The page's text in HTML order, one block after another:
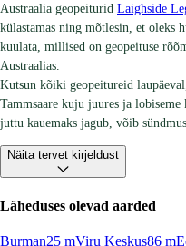
Austraalia geopeiturid Laighside
külastamas ning mõtlesin, et oleks
kuulata, millised on geopeituse
Austraalias.
Kutsun kõiki geopeitureid
Tammsaare kuju juures ja
juttu kauemaks jagub, võib
Näita tervet kirjeldust
Läheduses olevad aarded
Burman25 mViru Keskus86 m